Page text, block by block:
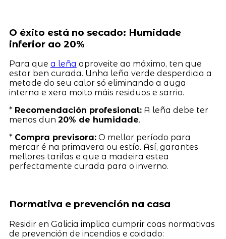
O éxito está no secado: Humidade
inferior ao 20%
Para que a leña aproveite ao máximo, ten que
estar ben curada. Unha leña verde desperdicia a
metade do seu calor só eliminando a auga
interna e xera moito máis residuos e sarrio.
* Recomendación profesional:A leña debe ter
menos dun 20% de humidade.
* Compra previsora:O mellor período para
mercar é na primavera ou estío. Así, garantes
mellores tarifas e que a madeira estea
perfectamente curada para o inverno.
Normativa e prevención na casa
Residir en Galicia implica cumprir coas normativas
de prevención de incendios e coidado: